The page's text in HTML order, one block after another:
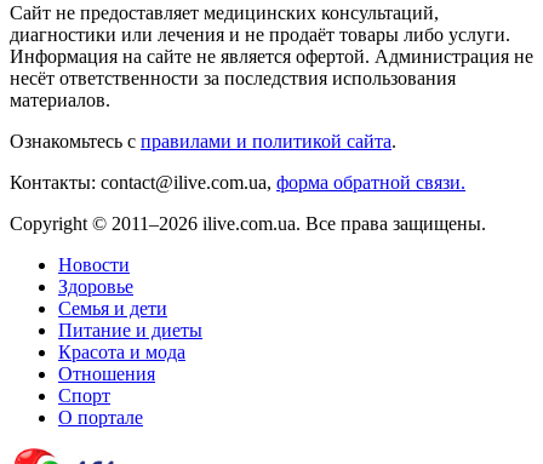
Сайт не предоставляет медицинских консультаций,
диагностики или лечения и не продаёт товары либо услуги.
Информация на сайте не является офертой. Администрация не
несёт ответственности за последствия использования
материалов.
Ознакомьтесь с правилами и политикой сайта.
Контакты: contact@ilive.com.ua, форма обратной связи.
Copyright © 2011–2026 ilive.com.ua. Все права защищены.
Новости
Здоровье
Семья и дети
Питание и диеты
Красота и мода
Отношения
Спорт
О портале